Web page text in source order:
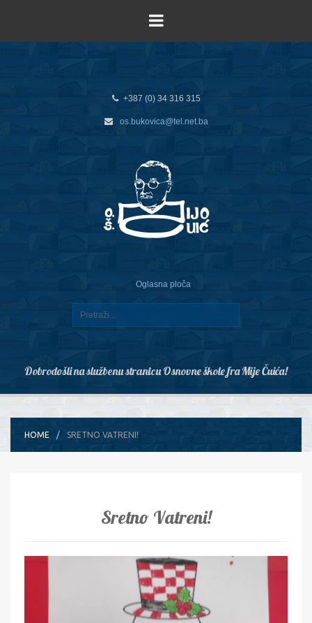
+387 (0) 34 316 315
os.bukovica@tel.net.ba
Oglasna ploča
Dobrodošli na službenu stranicu Osnovne škole fra Mije Čuića!
HOME SRETNO VATRENI!
Sretno Vatreni!